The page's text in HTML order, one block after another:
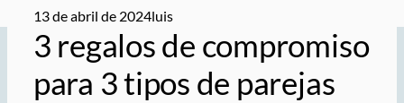
13 de abril de 2024luis
3 regalos de compromiso
para 3 tipos de parejas